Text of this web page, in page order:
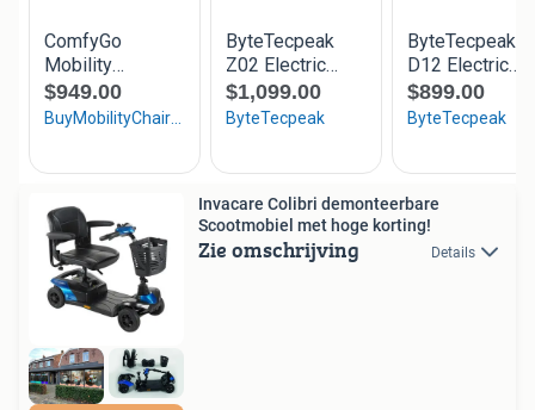
Invacare Colibri demonteerbare
Scootmobiel met hoge korting!
Zie omschrijving Details